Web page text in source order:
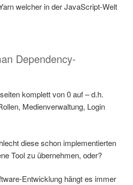
welcher in der JavaScript-Welt
Dependency-
komplett von 0 auf – d.h.
Medienverwaltung, Login
diese schon implementierten
Tool zu übernehmen, oder?
Entwicklung hängt es immer